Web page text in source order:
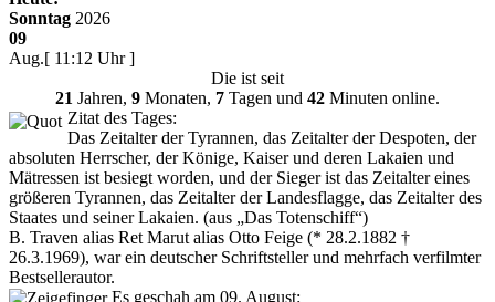
Sonntag 2026
09
Aug.[ 11:12 Uhr ]
Die ist seit
21 Jahren, 9 Monaten, 7 Tagen und 42 Minuten online.
Zitat des Tages:
Das Zeitalter der Tyrannen, das Zeitalter der Despoten, der
absoluten Herrscher, der Könige, Kaiser und deren Lakaien und
Mätressen ist besiegt worden, und der Sieger ist das Zeitalter eines
größeren Tyrannen, das Zeitalter der Landesflagge, das Zeitalter des
Staates und seiner Lakaien. (aus
Das Totenschiff )
B. Traven alias Ret Marut alias Otto Feige (* 28.2.1882 †
26.3.1969), war ein deutscher Schriftsteller und mehrfach verfilmter
Bestsellerautor.
Es geschah am 09. August: